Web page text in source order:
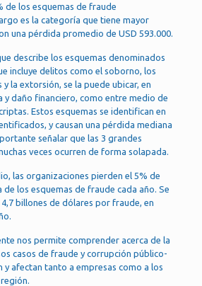
de los esquemas de fraude
es la categoría que tiene mayor
una pérdida promedio de USD 593.000.
describe los esquemas denominados
incluye delitos como el soborno, los
la extorsión, se la puede ubicar, en
y daño financiero, como entre medio de
Estos esquemas se identifican en
y causan una pérdida mediana
señalar que las 3 grandes
veces ocurren de forma solapada.
las organizaciones pierden el 5% de
de los esquemas de fraude cada año. Se
billones de dólares por fraude, en
nos permite comprender acerca de la
casos de fraude y corrupción público-
y afectan tanto a empresas como a los